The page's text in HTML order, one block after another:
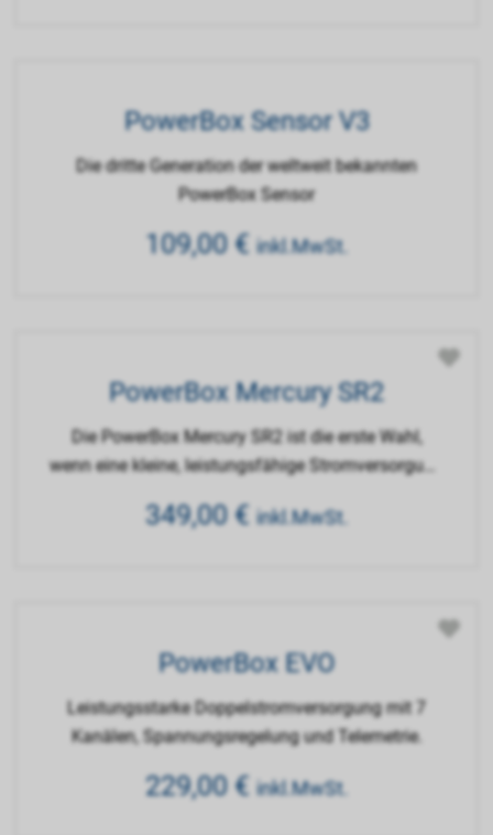
PowerBox Sensor V3
Die dritte Generation der weltweit bekannten
PowerBox Sensor
109,00€ inkl.MwSt.
PowerBox Mercury SR2
Die PowerBox Mercury SR2 ist die erste Wahl,
wenn eine kleine, leistungsfähige Stromversorgung
349,00€ inkl.MwSt.
PowerBox EVO
Leistungsstarke Doppelstromversorgung mit 7
Kanälen, Spannungsregelung und Telemetrie.
229,00€ inkl.MwSt.